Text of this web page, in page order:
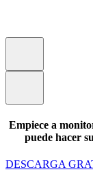
Empiece a
puede hacer
DESCARGA